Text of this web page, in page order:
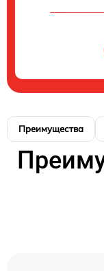
Преимущества